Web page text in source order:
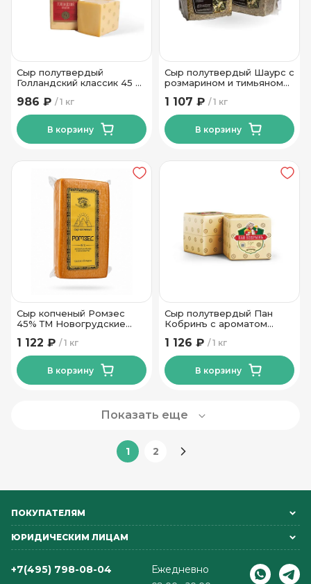
Сыр полутвердый
Голландский классик 45 %
1 кг
986 ₽
В корзину
Сыр полутвердый Шаурс с
розмарином и тимьяном
Дары
1 кг
1 107 ₽
В корзину
Сыр копченый Ромзес
45% ТМ Новогрудские
1 кг
1 122 ₽
В корзину
Сыр полутвердый Пан
Кобринъ с ароматом
Сырная Династия
1 кг
1 126 ₽
В корзину
Показать еще
1 2
ПОКУПАТЕЛЯМ
ЮРИДИЧЕСКИМ ЛИЦАМ
+7(495) 798-08-04 Ежедневно